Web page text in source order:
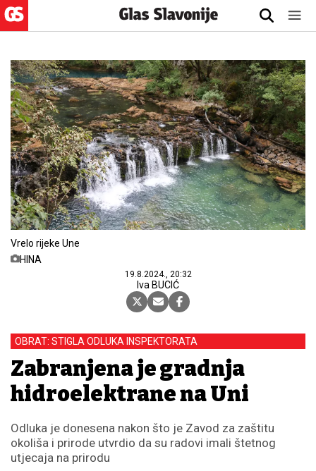
Vrelo rijeke Une
HINA
19.8.2024., 20:32
Iva BUCIĆ
OBRAT: STIGLA ODLUKA INSPEKTORATA
Zabranjena je gradnja
hidroelektrane na Uni
Odluka je donesena nakon što je Zavod za zaštitu
okoliša i prirode utvrdio da su radovi imali štetnog
utjecaja na prirodu